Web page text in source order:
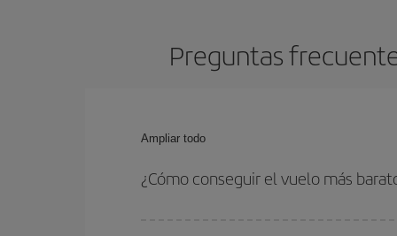
Preguntas
Ampliar todo
¿Cómo conseguir el vuelo más